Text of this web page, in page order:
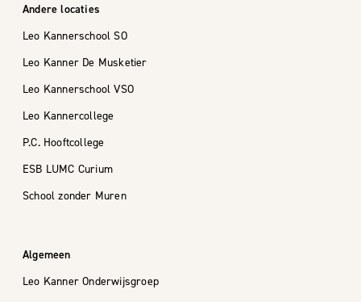
Andere locaties
Leo Kannerschool SO
Leo Kanner De Musketier
Leo Kannerschool VSO
Leo Kannercollege
P.C. Hooftcollege
ESB LUMC Curium
School zonder Muren
Algemeen
Leo Kanner Onderwijsgroep